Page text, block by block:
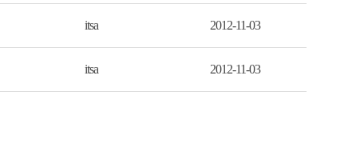
itsa 2012-11-03
itsa 2012-11-03